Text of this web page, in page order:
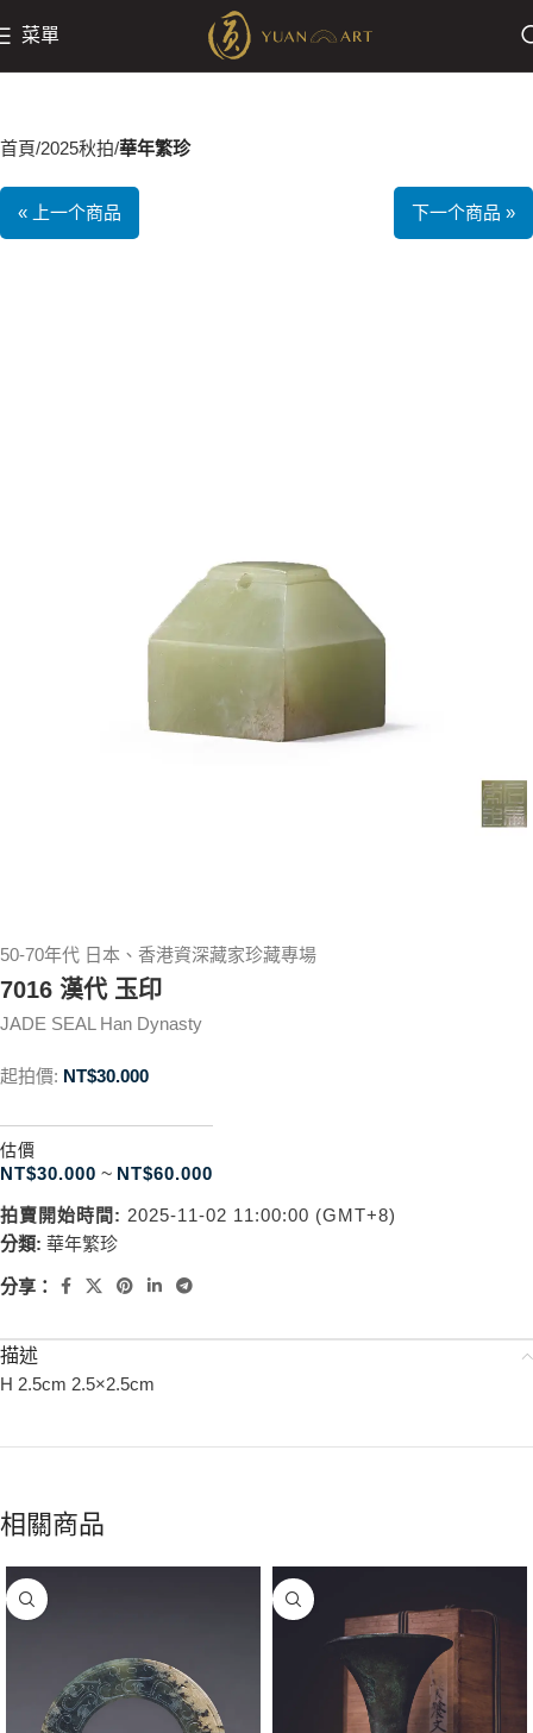
菜單
首頁 2025秋拍 華年繁珍
« 上一个商品 下一个商品 »
50-70年代 日本、香港資深藏家珍藏專場
7016 漢代 玉印
JADE SEAL Han Dynasty
起拍價: NT$30.000
估價
NT$30.000 ~ NT$60.000
拍賣開始時間: 2025-11-02 11:00:00 (GMT+8)
分類: 華年繁珍
分享：
描述
H 2.5cm 2.5×2.5cm
相關商品